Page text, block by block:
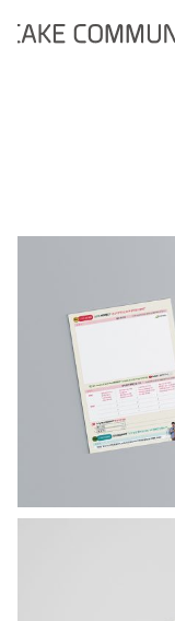
케이크커뮤니케이션즈